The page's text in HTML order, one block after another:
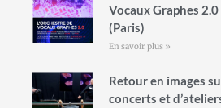
Vocaux Graphes
(Paris)
En savoir plus »
Retour en images
concerts et